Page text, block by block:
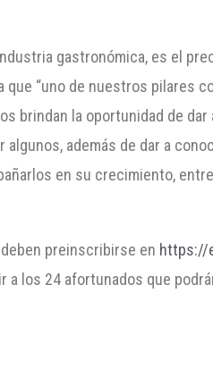
gastronómica, es el
que “uno de nuestros pilares
brindan la oportunidad de dar
además de dar a
en su crecimiento,
preinscribirse en https://
a los 24 afortunados que